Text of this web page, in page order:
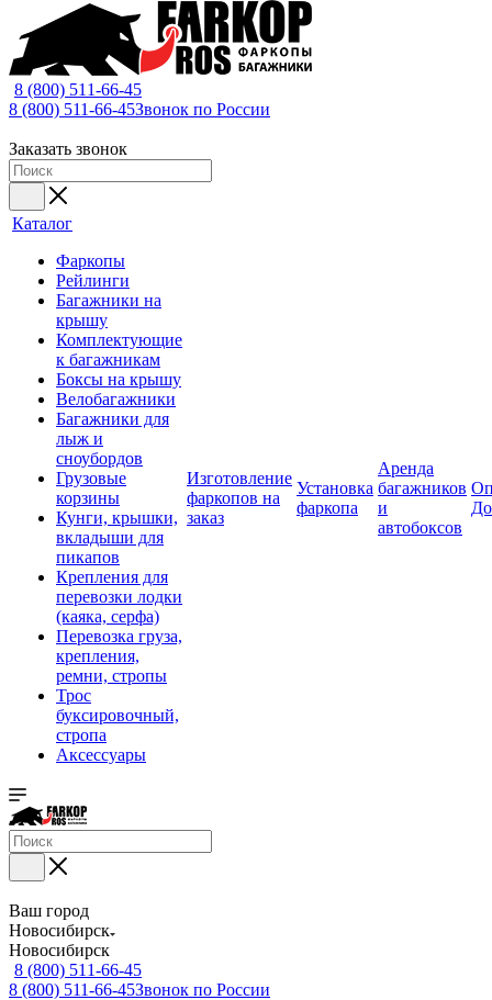
8 (800) 511-66-45
8 (800) 511-66-45Звонок по России
Заказать звонок
Каталог
Фаркопы
Рейлинги
Багажники на
крышу
Комплектующие
к багажникам
Боксы на крышу
Велобагажники
Багажники для
лыж и
сноубордов
Грузовые
корзины
Кунги, крышки,
вкладыши для
пикапов
Крепления для
перевозки лодки
(каяка, серфа)
Перевозка груза,
крепления,
ремни, стропы
Трос
буксировочный,
стропа
Аксессуары
Изготовление
фаркопов на
заказ
Установка
фаркопа
Аренда
багажников
и
автобоксов
Ваш город
Новосибирск
Новосибирск
8 (800) 511-66-45
8 (800) 511-66-45Звонок по России